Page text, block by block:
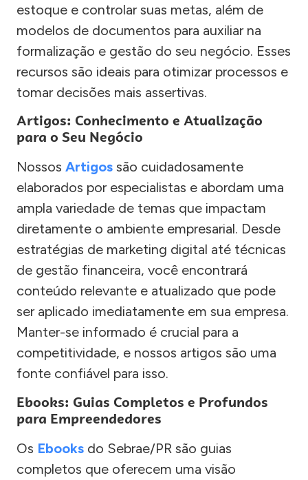
estoque e controlar suas metas, além de
modelos de documentos para auxiliar na
formalização e gestão do seu negócio. Esses
recursos são ideais para otimizar processos e
tomar decisões mais assertivas.
Artigos: Conhecimento e Atualização
para o Seu Negócio
Nossos Artigos são cuidadosamente
elaborados por especialistas e abordam uma
ampla variedade de temas que impactam
diretamente o ambiente empresarial. Desde
estratégias de marketing digital até técnicas
de gestão financeira, você encontrará
conteúdo relevante e atualizado que pode
ser aplicado imediatamente em sua empresa.
Manter-se informado é crucial para a
competitividade, e nossos artigos são uma
fonte confiável para isso.
Ebooks: Guias Completos e Profundos
para Empreendedores
Os Ebooks do Sebrae/PR são guias
completos que oferecem uma visão